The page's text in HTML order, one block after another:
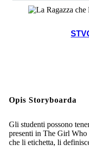
Opis Storyboarda
Gli studenti possono
presenti in The Girl Who
che li etichetta, li